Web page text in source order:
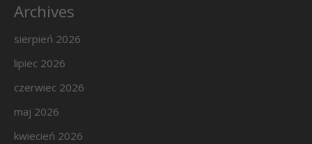
Archives
sierpień 2026
lipiec 2026
czerwiec 2026
maj 2026
kwiecień 2026